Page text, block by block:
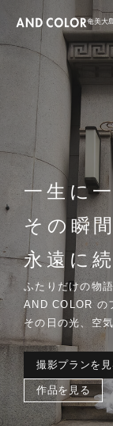
奄美大
一生に
その瞬
永遠に
ふたりだけの物
AND COLOR の
その日の光、空
撮影プランを
作品を見る